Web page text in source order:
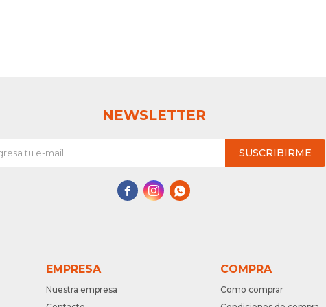
EMPRESA
Nuestra empresa
COMPRA
Como comprar
NEWSLETTER
SUSCRIBIRME
  